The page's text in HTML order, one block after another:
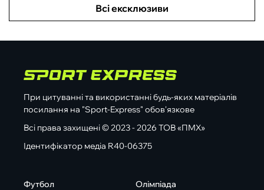
Всі ексклюзиви
При цитуванні та використанні будь-яких матеріалів
посилання на "Sport-Express" обов'язкове
Всі права захищені © 2023 - 2026 ТОВ «ПМХ»
Ідентифікатор медіа R40-06375
Футбол
Олімпіада